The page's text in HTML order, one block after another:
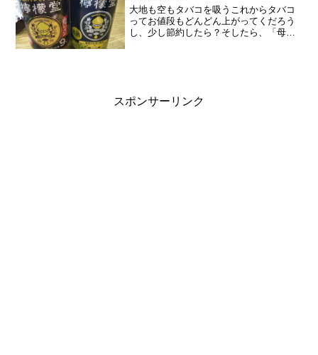
大地も空もタバコを吸うこれからタバコ
ってお値段もどんどん上がってくだろう
し、少し節約したら？そしたら、「母さ
スポンサーリンク